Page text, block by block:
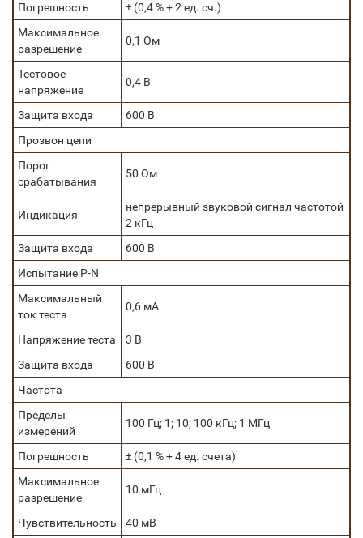
Погрешность
± (0,4 % + 2 ед. сч.)
Максимальное
разрешение
0,1 Ом
Тестовое
напряжение
0,4 В
Защита входа
600 В
Прозвон цепи
Порог
срабатывания
50 Ом
Индикация
непрерывный звуковой сигнал частотой
2 кГц
Защита входа
600 В
Испытание P-N
Максимальный
ток теста
0,6 мА
Напряжение теста
3 В
Защита входа
600 В
Частота
Пределы
измерений
100 Гц; 1; 10; 100 кГц; 1 МГц
Погрешность
± (0,1 % + 4 ед. счета)
Максимальное
разрешение
10 мГц
Чувствительность
40 мВ